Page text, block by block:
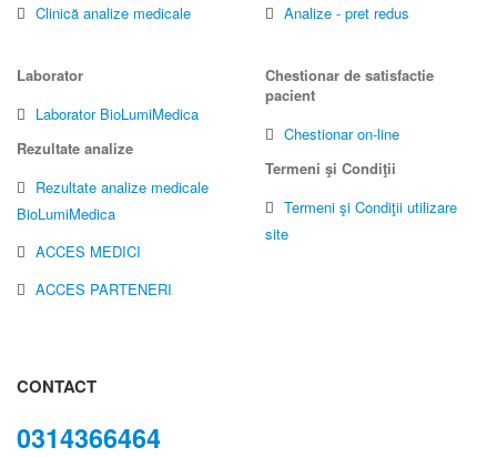
Clinică analize medicale
Analize - pret redus
Laborator
Laborator BioLumiMedica
Rezultate analize
Rezultate analize medicale
BioLumiMedica
ACCES MEDICI
ACCES PARTENERI
Chestionar de satisfactie
pacient
Chestionar on-line
Termeni şi Condiţii
Termeni şi Condiţii utilizare
site
CONTACT
0314366464